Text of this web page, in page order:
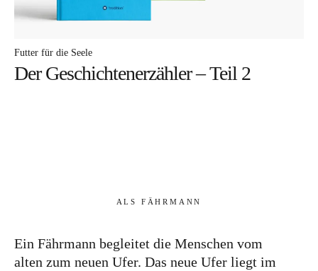
Futter für die Seele
Der Geschichtenerzähler – Teil 2
ALS FÄHRMANN
Ein Fährmann begleitet die Menschen vom
alten zum neuen Ufer. Das neue Ufer liegt im